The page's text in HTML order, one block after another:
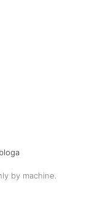
by machine.